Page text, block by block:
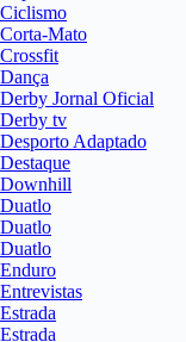
Ciclismo
Corta-Mato
Crossfit
Dança
Derby Jornal Oficial
Derby tv
Desporto Adaptado
Destaque
Downhill
Duatlo
Duatlo
Duatlo
Enduro
Entrevistas
Estrada
Estrada